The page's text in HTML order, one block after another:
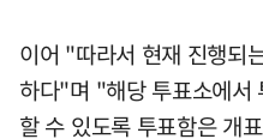
이어 "따라서 현재 진행되
하다"며 "해당 투표소에서
할 수 있도록 투표함은 개